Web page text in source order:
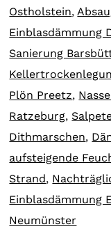
Ostholstein,
Einblasdämmung
Sanierung
Plön Preetz,
Ratzeburg,
Dithmarschen,
aufsteigende
Strand,
Einblasdämmung
Neumünster